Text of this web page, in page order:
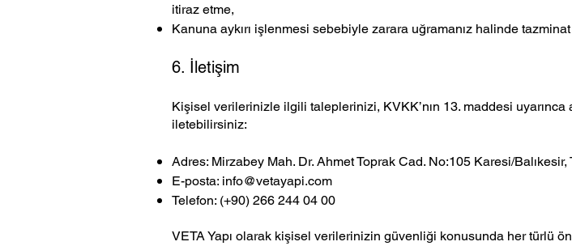
itiraz etme,
Kanuna aykırı işlenmesi sebebiyle zarara uğramanız halinde
6. İletişim
Kişisel verilerinizle ilgili taleplerinizi, KVKK’nın 13. maddesi uyarınca
iletebilirsiniz:
Adres: Mirzabey Mah. Dr. Ahmet Toprak Cad. No:105 Karesi/Balıkesir,
E-posta: info@vetayapi.com
Telefon: (+90) 266 244 04 00
VETA Yapı olarak kişisel verilerinizin güvenliği konusunda her türlü